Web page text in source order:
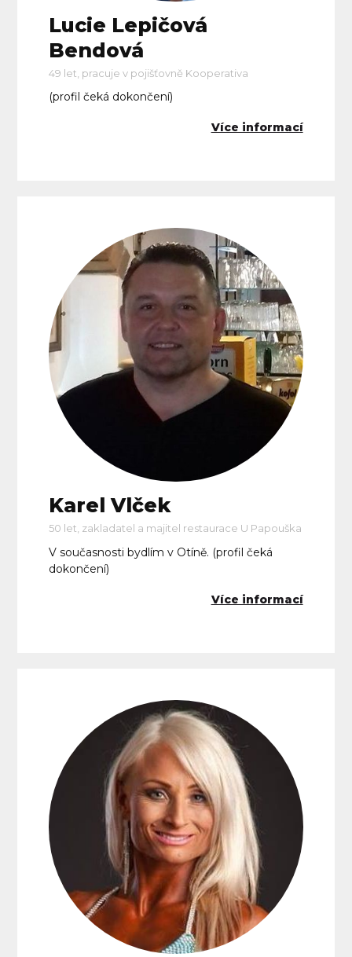
Lucie Lepičová
Bendová
49 let, pracuje v pojišťovně Kooperativa
(profil čeká dokončení)
Více informací
Karel Vlček
50 let, zakladatel a majitel restaurace U Papouška
V současnosti bydlím v Otíně. (profil čeká
dokončení)
Více informací